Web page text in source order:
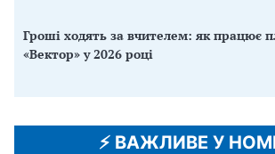
Гроші ходять за вчителем: як працює
«Вектор» у 2026 році
⚡️ ВАЖЛИВЕ У